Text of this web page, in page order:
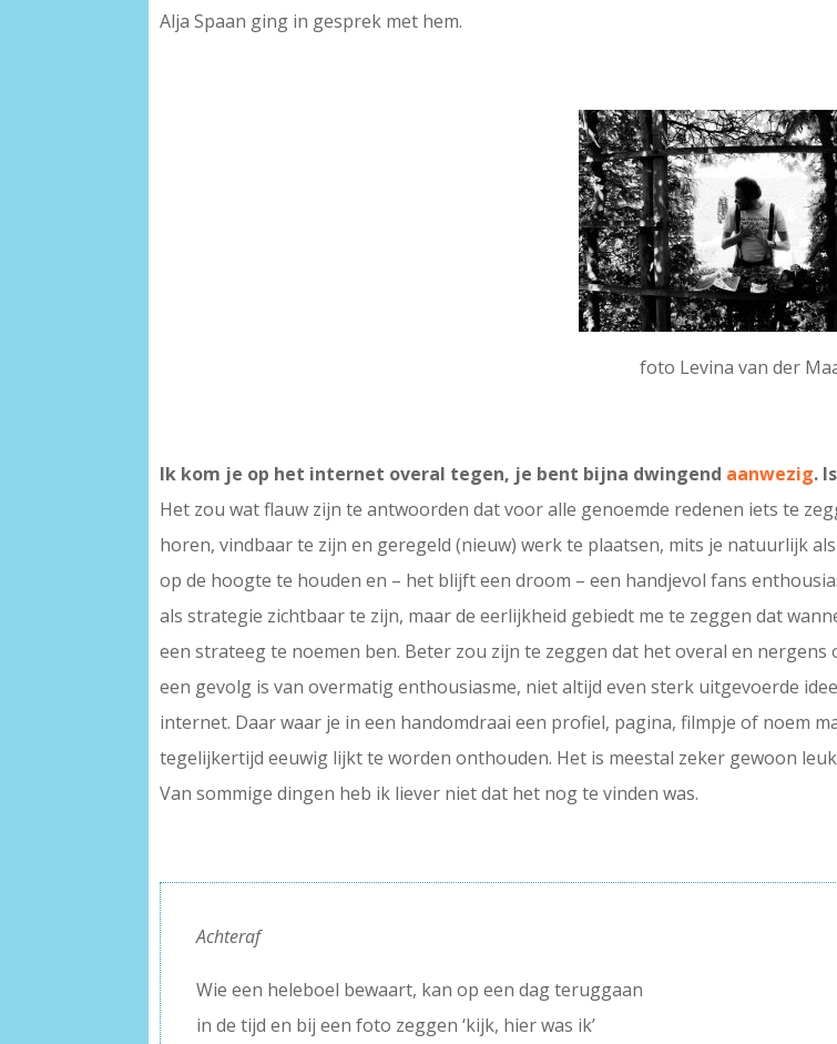
Alja Spaan ging in gesprek met hem.
foto Levina van der
Ik kom je op het internet overal tegen, je bent bijna dwingend aanwezig.
Het zou wat flauw zijn te antwoorden dat voor alle genoemde redenen iets te
horen, vindbaar te zijn en geregeld (nieuw) werk te plaatsen, mits je natuurlijk
op de hoogte te houden en – het blijft een droom – een handjevol fans
als strategie zichtbaar te zijn, maar de eerlijkheid gebiedt me te zeggen dat
een strateeg te noemen ben. Beter zou zijn te zeggen dat het overal en
een gevolg is van overmatig enthousiasme, niet altijd even sterk uitgevoerde
internet. Daar waar je in een handomdraai een profiel, pagina, filmpje of noem
tegelijkertijd eeuwig lijkt te worden onthouden. Het is meestal zeker gewoon
Van sommige dingen heb ik liever niet dat het nog te vinden was.
Achteraf
Wie een heleboel bewaart, kan op een dag teruggaan
in de tijd en bij een foto zeggen ‘kijk, hier was ik’